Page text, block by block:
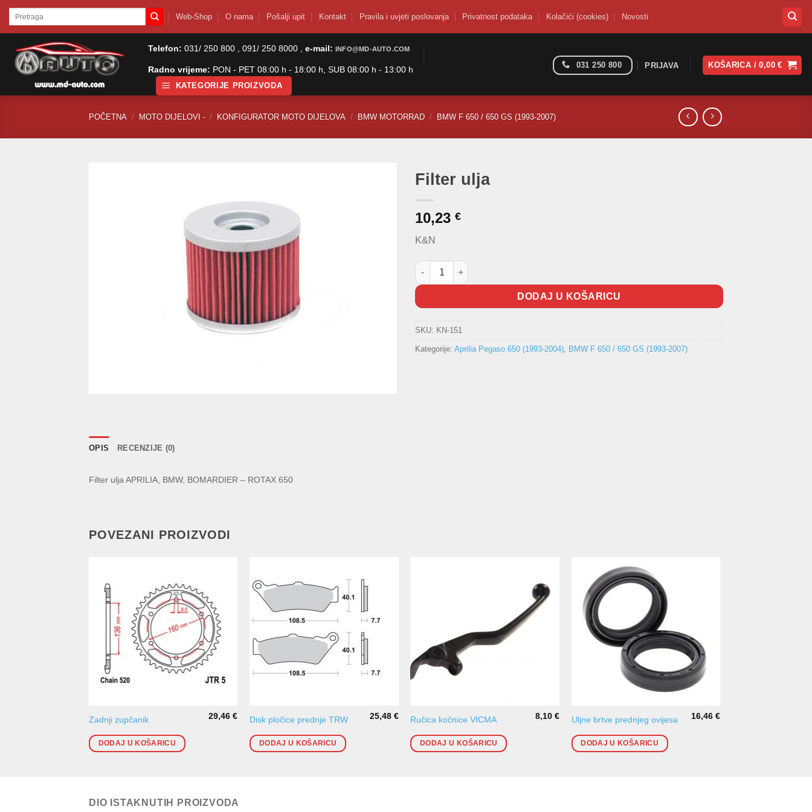
SkipPretraži: Web-Shop O nama Pošalji upit Kontakt Pravila i uvjeti poslovanja Privatnost podataka Kolačići (cookies) Novosti
Telefon: 031/ 250 800 , 091/ 250 8000 , e-mail: INFO@MD-AUTO.COM
Radno vrijeme: PON - PET 08:00 h - 18:00 h, SUB 08:00 h - 13:00 h
KATEGORIJE PROIZVODA
031 250 800 PRIJAVA KOŠARICA /0,00€
POČETNA / MOTO DIJELOVI - / KONFIGURATOR MOTO DIJELOVA / BMW MOTORRAD / BMW F 650 / 650 GS (1993-2007)
Filter ulja
10,23 €
K&N
Filter ulja količina
DODAJ U KOŠARICU
SKU: KN-151
Kategorije: Aprilia Pegaso 650 (1993-2004) BMW F 650 / 650 GS (1993-2007)
OPIS RECENZIJE (0)
Filter ulja APRILIA, BMW, BOMARDIER – ROTAX 650
POVEZANI PROIZVODI
Zadnji zupčanik 29,46€
DODAJ U KOŠARICU
Disk pločice prednje TRW 25,48 €
DODAJ U KOŠARICU
Ručica kočnice VICMA 8,10 €
DODAJ U KOŠARICU
Uljne brtve prednjeg ovijesa 16,46€
DODAJ U KOŠARICU
DIO ISTAKNUTIH PROIZVODA